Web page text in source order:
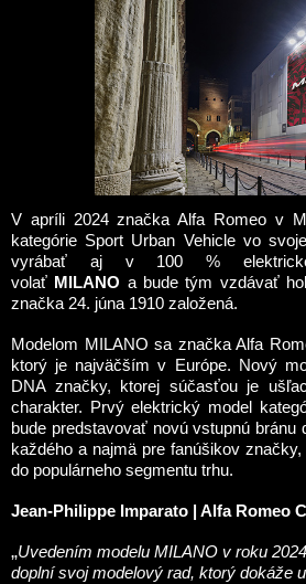
V apríli 2024 značka Alfa Romeo v
kategórie Sport Urban Vehicle vo
vyrábať aj v 100 %
volať MILANO a bude tým vzdávať
značka 24. júna 1910 založená.
Modelom MILANO sa značka Alfa
ktorý je najväčším v Európe. Nový
DNA značky, ktorej súčasťou je
charakter. Prvý elektrický model
bude predstavovať novú vstupnú bránu
každého a najmä pre fanúšikov
do populárneho segmentu trhu.
Jean-Philippe Imparato | Alfa Romeo
„Uvedením modelu MILANO v roku
doplní svoj modelový rad, ktorý dokáže